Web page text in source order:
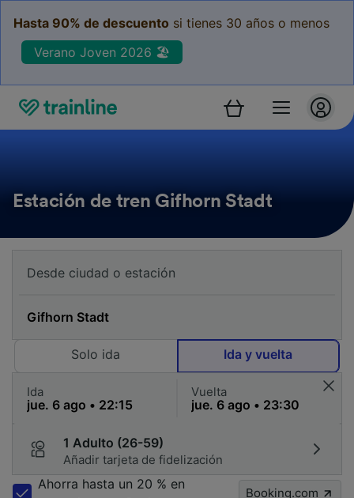
Hasta 90% de descuento si tienes 30 años o menos
Verano Joven 2026 🏖️
Estación de tren Gifhorn Stadt
Solo ida Ida y vuelta
Ida Vuelta
1 Adulto (26-59)
Añadir tarjeta de fidelización
Ahorra hasta un 20 % en
Booking.com